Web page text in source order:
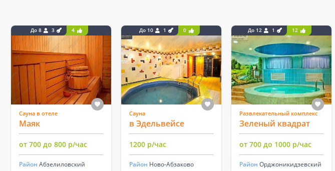
До 8 3 4
Сауна в отеле
Маяк
от 700 до 800 р/час
Район Абзелиловский
До 10 1 0
Сауна
в Эдельвейсе
1200 р/час
Район Ново-Абзаково
До 12 1 12
Развлекательный комплекс
Зеленый квадрат
от 700 до 1000 р/час
Район Орджоникидзевский